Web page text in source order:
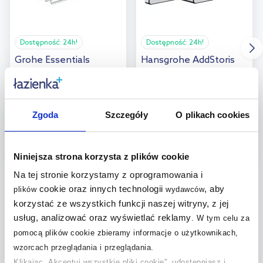
Zgoda Szczegóły O plikach cookies
Niniejsza strona korzysta z plików cookie
Na tej stronie korzystamy z oprogramowania i
plikówcookie oraz innych technologii wydawców, aby
korzystać ze wszystkich funkcji naszej witryny, z jej
usług, analizować oraz wyświetlać reklamy. W tym celu za
pomocą plików cookie zbieramy informacje o użytkownikach,
wzorcach przeglądania i przeglądania.
Dostępność: 24h!
Grohe Essentials
akcesoria chrom
40659001
227 99
Dostępność: 24h!
Hansgrohe AddStoris
145 zł
Szukaj według marki